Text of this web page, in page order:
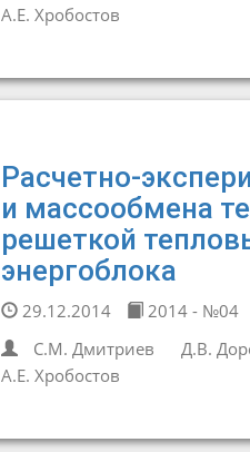
А.Е. Хробостов
Расчетно-
и массообмена
решеткой
энергоблока
29.12.2014 2014 - №04
С.М. Дмитриев
Д.В.
А.Е. Хробостов